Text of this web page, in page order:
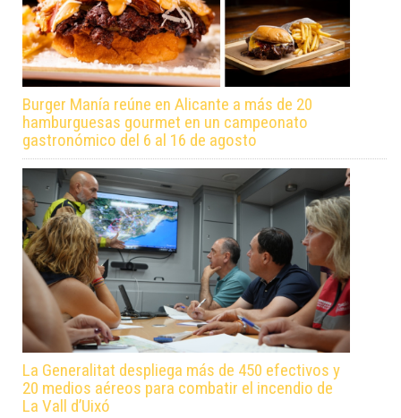
Burger Manía reúne en Alicante a más de 20
hamburguesas gourmet en un campeonato
gastronómico del 6 al 16 de agosto
La Generalitat despliega más de 450 efectivos y
20 medios aéreos para combatir el incendio de
La Vall d’Uixó